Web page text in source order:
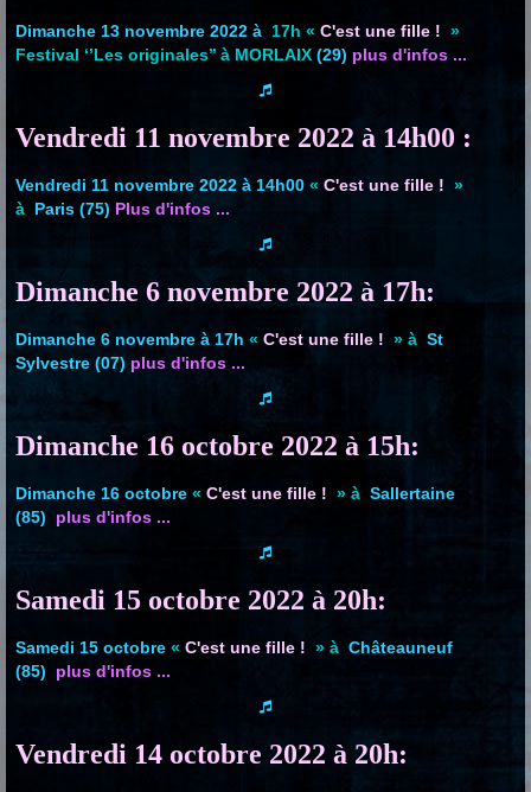
Dimanche 13 novembre 2022 à 17h « C'est une fille ! »
Festival ‘’Les originales’’ à MORLAIX (29) plus d'infos ...
Vendredi 11 novembre 2022 à 14h00 :
Vendredi 11 novembre 2022 à 14h00 « C'est une fille ! »
à Paris (75) Plus d'infos ...
Dimanche 6 novembre 2022 à 17h:
Dimanche 6 novembre à 17h « C'est une fille ! » à St
Sylvestre (07) plus d'infos ...
Dimanche 16 octobre 2022 à 15h:
Dimanche 16 octobre « C'est une fille ! » à Sallertaine
(85) plus d'infos ...
Samedi 15 octobre 2022 à 20h:
Samedi 15 octobre « C'est une fille ! » à Châteauneuf
(85) plus d'infos ...
Vendredi 14 octobre 2022 à 20h: